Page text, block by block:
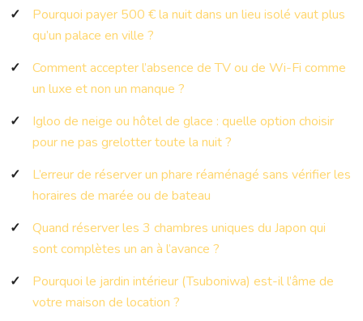
Pourquoi payer 500 € la nuit dans un lieu isolé vaut plus
qu’un palace en ville ?
Comment accepter l’absence de TV ou de Wi-Fi comme
un luxe et non un manque ?
Igloo de neige ou hôtel de glace : quelle option choisir
pour ne pas grelotter toute la nuit ?
L’erreur de réserver un phare réaménagé sans vérifier les
horaires de marée ou de bateau
Quand réserver les 3 chambres uniques du Japon qui
sont complètes un an à l’avance ?
Pourquoi le jardin intérieur (Tsuboniwa) est-il l’âme de
votre maison de location ?